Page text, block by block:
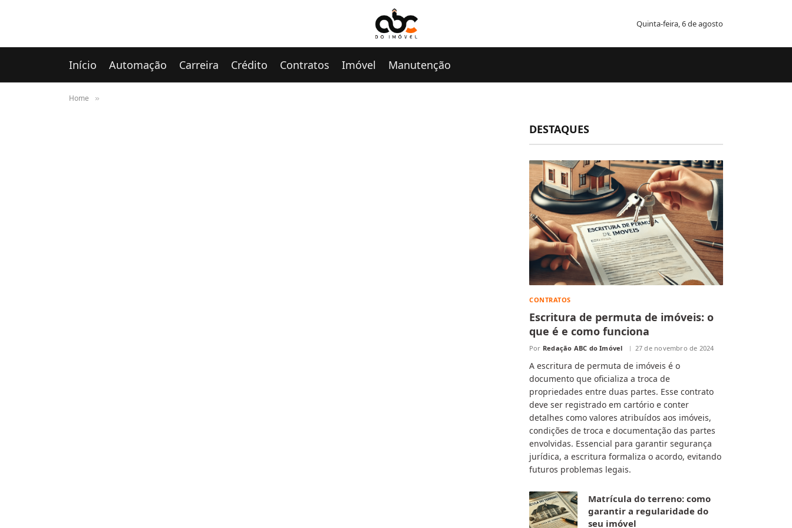
Quinta-feira, 6 de agosto
Início Automação Carreira Crédito Contratos Imóvel Manutenção
Home »
DESTAQUES
CONTRATOS
Escritura de permuta de imóveis: o
que é e como funciona
Por Redação ABC do Imóvel 27 de novembro de 2024
A escritura de permuta de imóveis é o
documento que oficializa a troca de
propriedades entre duas partes. Esse contrato
deve ser registrado em cartório e conter
detalhes como valores atribuídos aos imóveis,
condições de troca e documentação das partes
envolvidas. Essencial para garantir segurança
jurídica, a escritura formaliza o acordo, evitando
futuros problemas legais.
Matrícula do terreno: como
garantir a regularidade do
seu imóvel